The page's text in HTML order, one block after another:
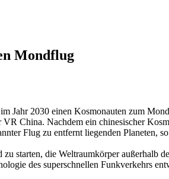
Mondflug
2030 einen Kosmonauten zum
China. Nachdem ein chinesischer
Flug zu entfernt liegenden Planeten,
starten, die Weltraumkörper außerhalb
des superschnellen Funkverkehrs